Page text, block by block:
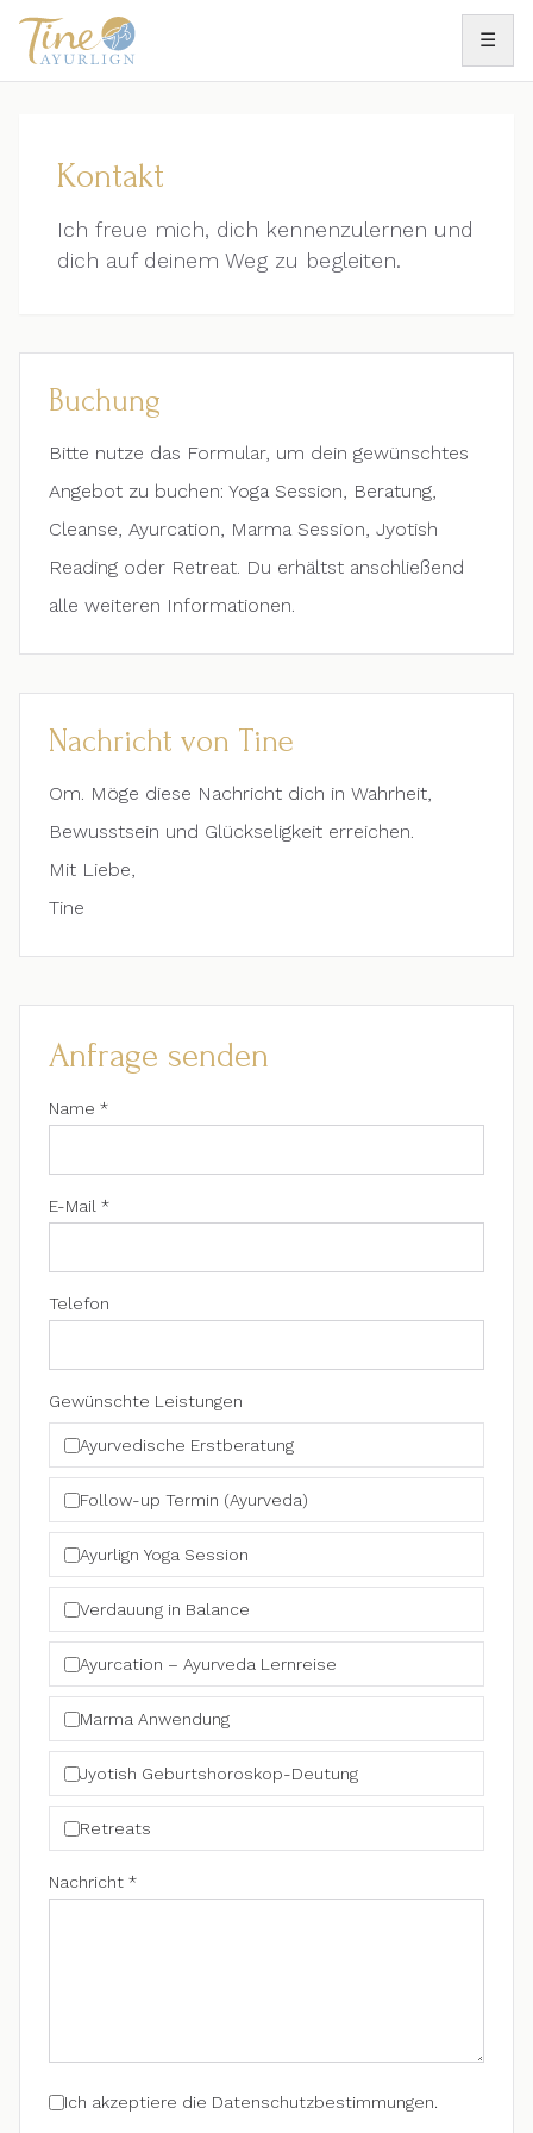
☰
Kontakt
Ich freue mich, dich kennenzulernen und
dich auf deinem Weg zu begleiten.
Buchung
Bitte nutze das Formular, um dein gewünschtes
Angebot zu buchen: Yoga Session, Beratung,
Cleanse, Ayurcation, Marma Session, Jyotish
Reading oder Retreat. Du erhältst anschließend
alle weiteren Informationen.
Nachricht von Tine
Om. Möge diese Nachricht dich in Wahrheit,
Bewusstsein und Glückseligkeit erreichen.
Mit Liebe,
Tine
Anfrage senden
Name *
E-Mail *
Telefon
Gewünschte Leistungen
Ayurvedische Erstberatung
Follow-up Termin (Ayurveda)
Ayurlign Yoga Session
Verdauung in Balance
Ayurcation – Ayurveda Lernreise
Marma Anwendung
Jyotish Geburtshoroskop-Deutung
Retreats
Nachricht *
Ich akzeptiere die Datenschutzbestimmungen.